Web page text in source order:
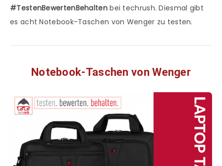
#TestenBewertenBehaltenbei techrush. Diesmal gibt
es acht Notebook-Taschen von Wenger zu testen.
Notebook-Taschen von Wenger